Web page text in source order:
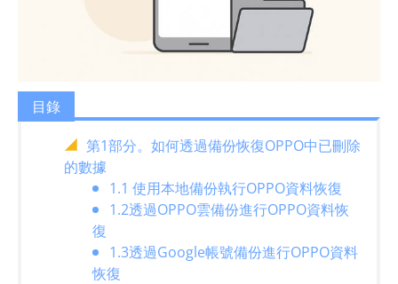
目錄
第1部分。如何透過備份恢復OPPO中已刪除
的數據
1.1 使用本地備份執行OPPO資料恢復
1.2透過OPPO雲備份進行OPPO資料恢
復
1.3透過Google帳號備份進行OPPO資料
恢復